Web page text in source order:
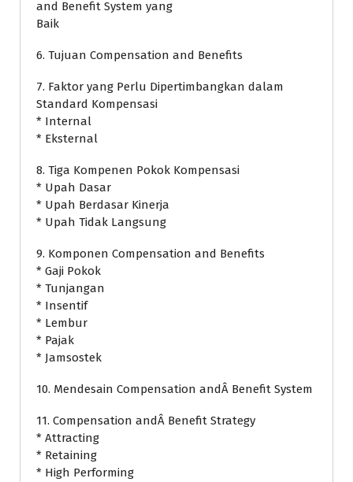
and Benefit System yang
Baik
6. Tujuan Compensation and Benefits
7. Faktor yang Perlu Dipertimbangkan dalam
Standard Kompensasi
* Internal
* Eksternal
8. Tiga Kompenen Pokok Kompensasi
* Upah Dasar
* Upah Berdasar Kinerja
* Upah Tidak Langsung
9. Komponen Compensation and Benefits
* Gaji Pokok
* Tunjangan
* Insentif
* Lembur
* Pajak
* Jamsostek
10. Mendesain Compensation andÂ Benefit System
11. Compensation andÂ Benefit Strategy
* Attracting
* Retaining
* High Performing